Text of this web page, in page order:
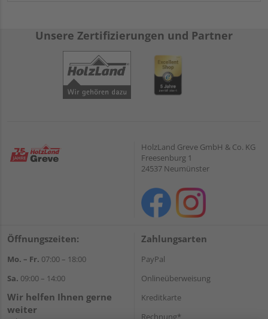
Unsere Zertifizierungen und Partner
HolzLand Greve GmbH & Co. KG
Freesenburg 1
24537 Neumünster
Öffnungszeiten:
Mo. – Fr. 07:00 – 18:00
Sa. 09:00 – 14:00
Wir helfen Ihnen gerne
weiter
Zahlungsarten
PayPal
Onlineüberweisung
Kreditkarte
Rechnung*